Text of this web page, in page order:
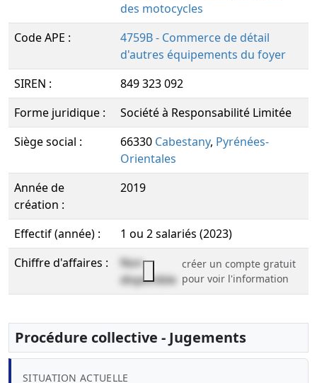
des motocycles
Code APE :
4759B - Commerce de détail
d'autres équipements du foyer
SIREN :
849 323 092
Forme juridique :
Société à Responsabilité Limitée
Siège social :
66330 Cabestany, Pyrénées-
Orientales
Année de
création :
2019
Effectif (année) :
1 ou 2 salariés (2023)
Chiffre d'affaires :
Non
disponible
créer un compte gratuit
pour voir l'information
Procédure collective - Jugements
SITUATION ACTUELLE